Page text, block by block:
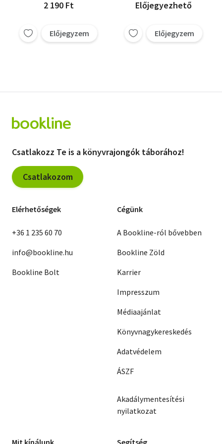
2 190 Ft
Előjegyzem
Előjegyezhető
Előjegyzem
Csatlakozz Te is a könyvrajongók táborához!
Csatlakozom
Elérhetőségek
+36 1 235 60 70
info@bookline.hu
Bookline Bolt
Cégünk
A Bookline-ról bővebben
Bookline Zöld
Karrier
Impresszum
Médiaajánlat
Könyvnagykereskedés
Adatvédelem
ÁSZF
Akadálymentesítési
nyilatkozat
Mit kínálunk Segítség